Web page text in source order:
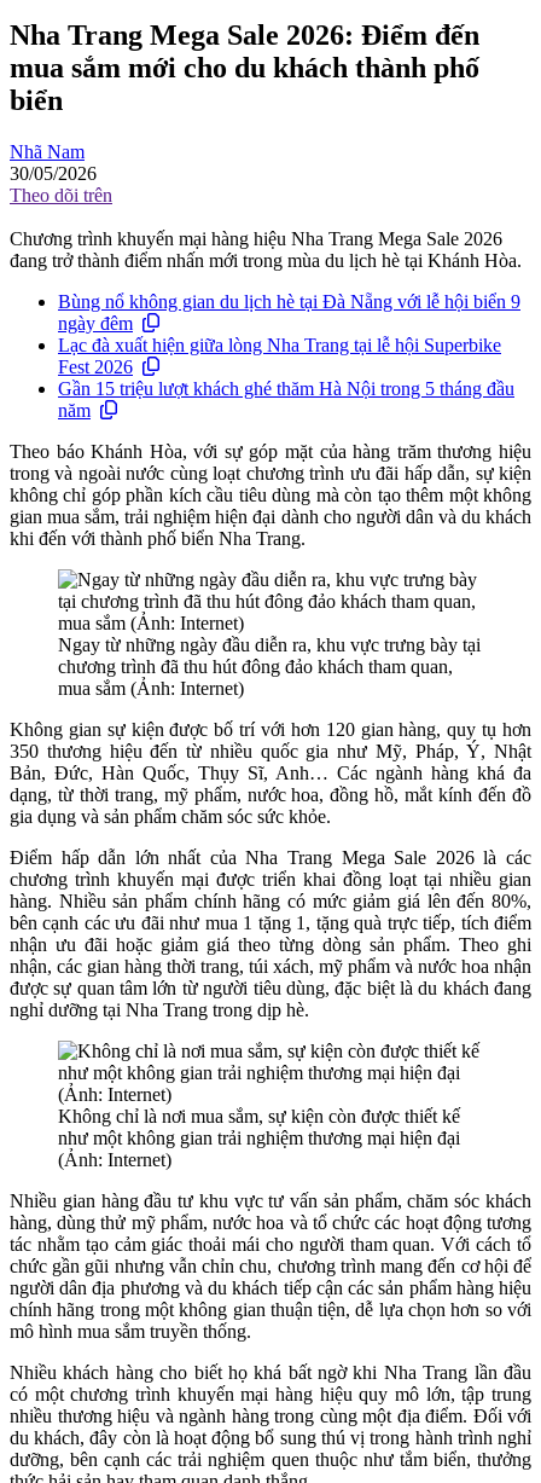
Nha Trang Mega Sale 2026: Điểm đến
mua sắm mới cho du khách thành phố
biển
Nhã Nam
30/05/2026
Theo dõi trên
Chương trình khuyến mại hàng hiệu Nha Trang Mega Sale 2026
đang trở thành điểm nhấn mới trong mùa du lịch hè tại Khánh Hòa.
Bùng nổ không gian du lịch hè tại Đà Nẵng với lễ hội biển 9
ngày đêm
Lạc đà xuất hiện giữa lòng Nha Trang tại lễ hội Superbike
Fest 2026
Gần 15 triệu lượt khách ghé thăm Hà Nội trong 5 tháng đầu
năm
Theo báo Khánh Hòa, với sự góp mặt của hàng trăm thương hiệu
trong và ngoài nước cùng loạt chương trình ưu đãi hấp dẫn, sự kiện
không chỉ góp phần kích cầu tiêu dùng mà còn tạo thêm một không
gian mua sắm, trải nghiệm hiện đại dành cho người dân và du khách
khi đến với thành phố biển Nha Trang.
Ngay từ những ngày đầu diễn ra, khu vực trưng bày tại
chương trình đã thu hút đông đảo khách tham quan,
mua sắm (Ảnh: Internet)
Không gian sự kiện được bố trí với hơn 120 gian hàng, quy tụ hơn
350 thương hiệu đến từ nhiều quốc gia như Mỹ, Pháp, Ý, Nhật
Bản, Đức, Hàn Quốc, Thụy Sĩ, Anh… Các ngành hàng khá đa
dạng, từ thời trang, mỹ phẩm, nước hoa, đồng hồ, mắt kính đến đồ
gia dụng và sản phẩm chăm sóc sức khỏe.
Điểm hấp dẫn lớn nhất của Nha Trang Mega Sale 2026 là các
chương trình khuyến mại được triển khai đồng loạt tại nhiều gian
hàng. Nhiều sản phẩm chính hãng có mức giảm giá lên đến 80%,
bên cạnh các ưu đãi như mua 1 tặng 1, tặng quà trực tiếp, tích điểm
nhận ưu đãi hoặc giảm giá theo từng dòng sản phẩm. Theo ghi
nhận, các gian hàng thời trang, túi xách, mỹ phẩm và nước hoa nhận
được sự quan tâm lớn từ người tiêu dùng, đặc biệt là du khách đang
nghỉ dưỡng tại Nha Trang trong dịp hè.
Không chỉ là nơi mua sắm, sự kiện còn được thiết kế
như một không gian trải nghiệm thương mại hiện đại
(Ảnh: Internet)
Nhiều gian hàng đầu tư khu vực tư vấn sản phẩm, chăm sóc khách
hàng, dùng thử mỹ phẩm, nước hoa và tổ chức các hoạt động tương
tác nhằm tạo cảm giác thoải mái cho người tham quan. Với cách tổ
chức gần gũi nhưng vẫn chỉn chu, chương trình mang đến cơ hội để
người dân địa phương và du khách tiếp cận các sản phẩm hàng hiệu
chính hãng trong một không gian thuận tiện, dễ lựa chọn hơn so với
mô hình mua sắm truyền thống.
Nhiều khách hàng cho biết họ khá bất ngờ khi Nha Trang lần đầu
có một chương trình khuyến mại hàng hiệu quy mô lớn, tập trung
nhiều thương hiệu và ngành hàng trong cùng một địa điểm. Đối với
du khách, đây còn là hoạt động bổ sung thú vị trong hành trình nghỉ
dưỡng, bên cạnh các trải nghiệm quen thuộc như tắm biển, thưởng